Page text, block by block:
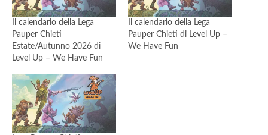
Il calendario della Lega
Pauper Chieti
Estate/Autunno 2026 di
Level Up – We Have Fun
Il calendario della Lega
Pauper Chieti di Level Up –
We Have Fun